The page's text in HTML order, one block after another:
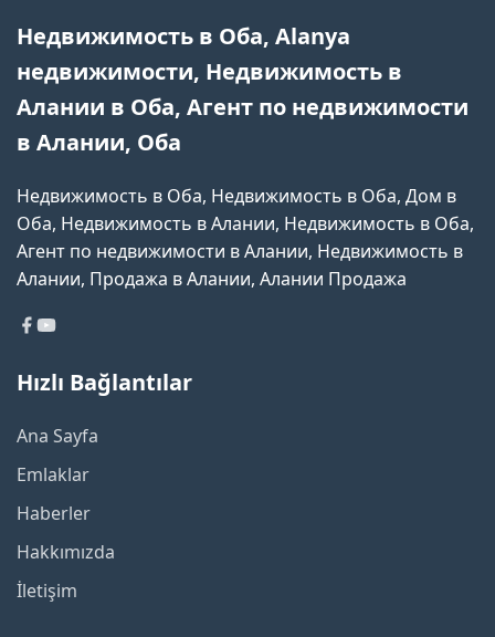
Недвижимость в Оба, Alanya
недвижимости, Недвижимость в
Алании в Оба, Агент по недвижимости
в Алании, Оба
Недвижимость в Оба, Недвижимость в Оба, Дом в
Оба, Недвижимость в Алании, Недвижимость в Оба,
Агент по недвижимости в Алании, Недвижимость в
Алании, Продажа в Алании, Алании Продажа
Hızlı Bağlantılar
Ana Sayfa
Emlaklar
Haberler
Hakkımızda
İletişim